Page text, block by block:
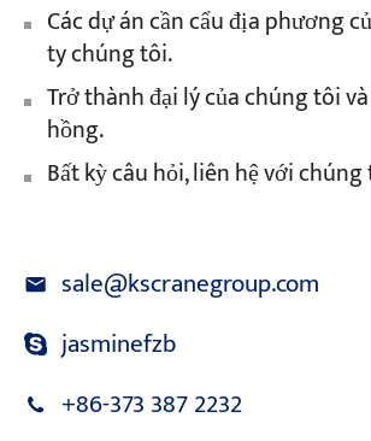
Các dự án cần cẩu địa phương
ty chúng tôi.
Trở thành đại lý của chúng tôi
hồng.
Bất kỳ câu hỏi, liên hệ với
sale@kscranegroup.com
jasminefzb
+86-373 387 2232